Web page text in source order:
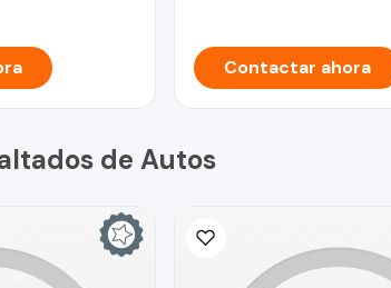
Contactar ahora
de Autos